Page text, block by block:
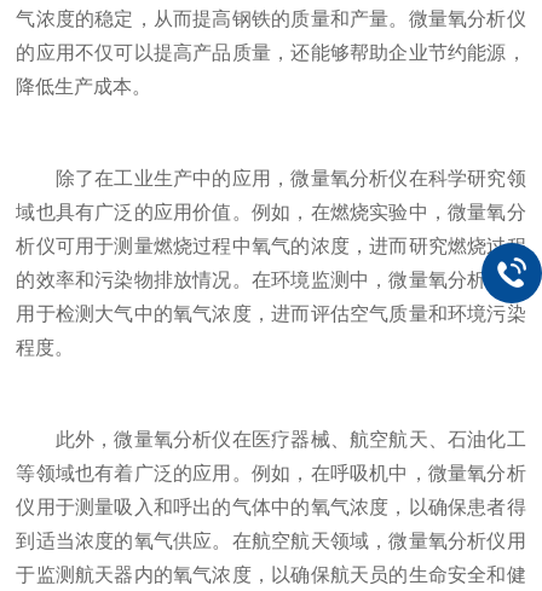
气浓度的稳定，从而提高钢铁的质量和产量。微量氧分析仪
的应用不仅可以提高产品质量，还能够帮助企业节约能源，
降低生产成本。
除了在工业生产中的应用，微量氧分析仪在科学研究领
域也具有广泛的应用价值。例如，在燃烧实验中，微量氧分
析仪可用于测量燃烧过程中氧气的浓度，进而研究燃烧过程
的效率和污染物排放情况。在环境监测中，微量氧分析仪可
用于检测大气中的氧气浓度，进而评估空气质量和环境污染
程度。
此外，微量氧分析仪在医疗器械、航空航天、石油化工
等领域也有着广泛的应用。例如，在呼吸机中，微量氧分析
仪用于测量吸入和呼出的气体中的氧气浓度，以确保患者得
到适当浓度的氧气供应。在航空航天领域，微量氧分析仪用
于监测航天器内的氧气浓度，以确保航天员的生命安全和健